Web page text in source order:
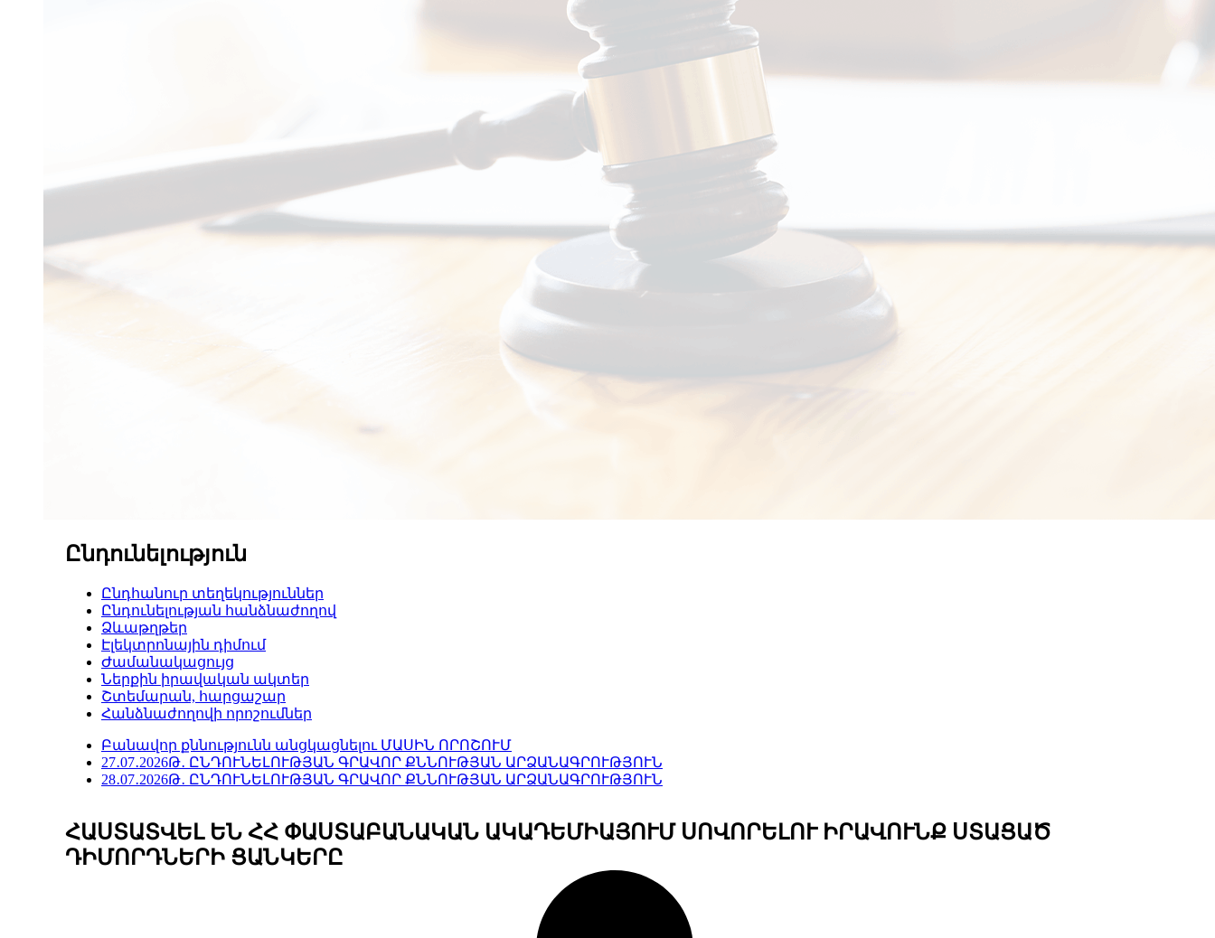
Ընդունելություն
Ընդհանուր տեղեկություններ
Ընդունելության հանձնաժողով
Ձևաթղթեր
Էլեկտրոնային դիմում
Ժամանակացույց
Ներքին իրավական ակտեր
Շտեմարան, հարցաշար
Հանձնաժողովի որոշումներ
Բանավոր քննությունն անցկացնելու ՄԱՍԻՆ ՈՐՈՇՈՒՄ
27․07․2026Թ․ ԸՆԴՈՒՆԵԼՈՒԹՅԱՆ ԳՐԱՎՈՐ ՔՆՆՈՒԹՅԱՆ ԱՐՁԱՆԱԳՐՈՒԹՅՈՒՆ
28․07․2026Թ․ ԸՆԴՈՒՆԵԼՈՒԹՅԱՆ ԳՐԱՎՈՐ ՔՆՆՈՒԹՅԱՆ ԱՐՁԱՆԱԳՐՈՒԹՅՈՒՆ
ՀԱՍՏԱՏՎԵԼ ԵՆ ՀՀ ՓԱՍՏԱԲԱՆԱԿԱՆ ԱԿԱԴԵՄԻԱՅՈՒՄ ՍՈՎՈՐԵԼՈՒ ԻՐԱՎՈՒՆՔ ՍՏԱՑԱԾ
ԴԻՄՈՐԴՆԵՐԻ ՑԱՆԿԵՐԸ